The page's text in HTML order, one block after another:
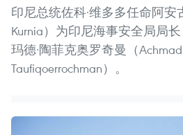
印尼总统佐科·维多多任命阿
Kurnia）为印尼海事安全局局
玛德·陶菲克奥罗奇曼（Achmad
Taufiqoerrochman）。